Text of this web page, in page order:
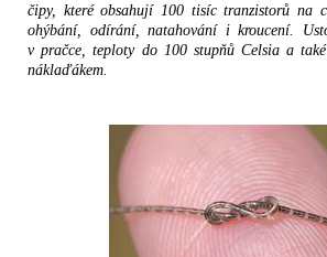
čipy, které obsahují 100 tisíc tranzistorů na
ohýbání, odírání, natahování i kroucení.
v pračce, teploty do 100 stupňů Celsia a
náklaďákem.